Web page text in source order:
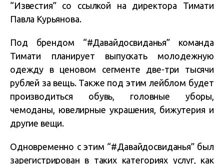
“Известия” со ссылкой на директора Тимати
Павла Курьянова.
Под брендом “#Давайдосвиданья” команда
Тимати планирует выпускать молодежную
одежду в ценовом сегменте две-три тысячи
рублей за вещь. Также под этим лейблом будет
производиться обувь, головные уборы,
чемоданы, ювелирные украшения, бижутерия и
другие вещи.
Одновременно с этим “#Давайдосвиданья” был
зарегистрирован в таких категориях услуг, как